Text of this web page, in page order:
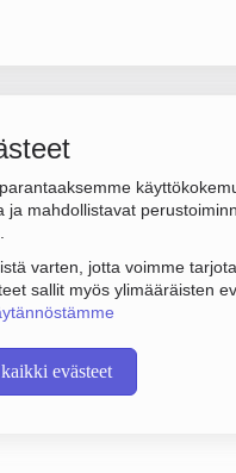
mahdollistavat
varten, jotta voimme
sallit myös ylimääräisten
evästeet
päätoimiala on Muu